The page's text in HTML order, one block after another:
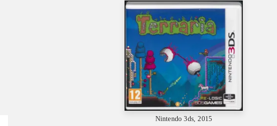
Nintendo 3ds, 2015